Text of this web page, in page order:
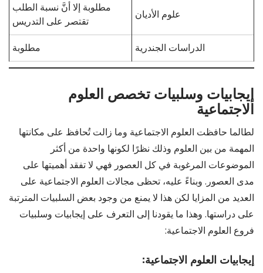
علوم الأديان
مطلوبة إلا أنَّ نسبة الطلب
تقتصر على التدريس
الدراسات الجندرية
مطلوبة
إيجابيات وسلبيات تخصص العلوم
الاجتماعية
لطالما حافظت العلوم الاجتماعية وما زالت تُحافظ على مكانتها
المهمة من بين العلوم وذلك نظرًا لكونها واحدة من أكثر
الموضوعات المرغوبة في كل العصور فهي لا تفقد أهميتها على
مدى العصور. وبناءً عليه، تحظى مجالات العلوم الاجتماعية على
العديد من المزايا لكن هذا لا يمنع من وجود بعض السلبيات المترتبة
على دراستها. وهذا ما يقودنا إلى التعرف على إيجابيات وسلبيات
فروع العلوم الاجتماعية:
إيجابيات العلوم الاجتماعية: